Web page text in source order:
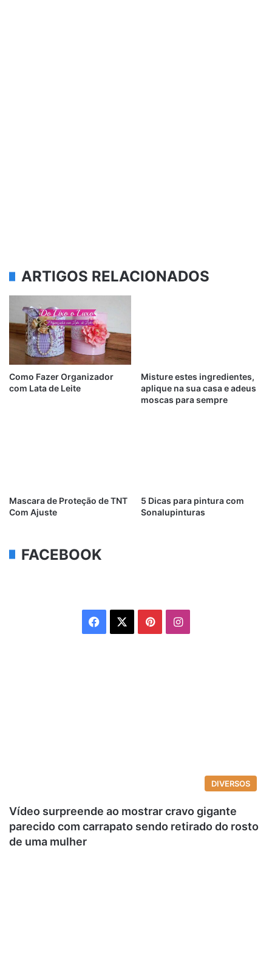
ARTIGOS RELACIONADOS
Como Fazer Organizador
com Lata de Leite
Misture estes ingredientes,
aplique na sua casa e adeus
moscas para sempre
Mascara de Proteção de TNT
Com Ajuste
5 Dicas para pintura com
Sonalupinturas
FACEBOOK
Facebook PinterestInstagram
DIVERSOS
Vídeo surpreende ao mostrar cravo gigante
parecido com carrapato sendo retirado do rosto
de uma mulher